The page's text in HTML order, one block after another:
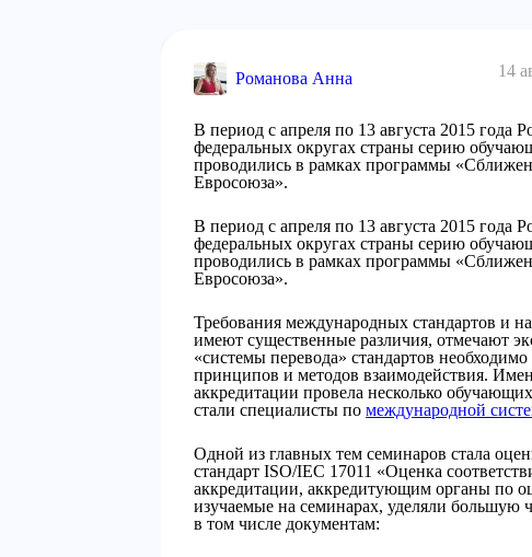
Романова Анна 14
В период с апреля по 13 августа 2015 года
федеральных округах страны серию
проводились в рамках программы
Евросоюза».
В период с апреля по 13 августа 2015 года
федеральных округах страны серию
проводились в рамках программы
Евросоюза».
Требования международных стандартов и
имеют существенные различия, отмечают
«системы перевода» стандартов
принципов и методов взаимодействия.
аккредитации провела несколько
стали специалисты по международной
Одной из главных тем семинаров стала
стандарт ISO/IEC 17011 «Оценка
аккредитации, аккредитующим органы по
изучаемые на семинарах, уделяли большую
в том числе документам: